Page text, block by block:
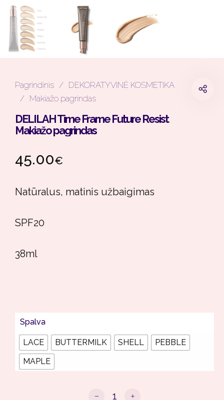
Pagrindinis / DEKORATYVINĖ KOSMETIKA
/ Makiažo pagrindas
DELILAH Time Frame Future Resist
Makiažo pagrindas
45.00€
Natūralus, matinis užbaigimas
SPF20
38ml
Spalva
LACE BUTTERMILK SHELL
PEBBLE
MAPLE
produkto kiekis: DELILAH Time